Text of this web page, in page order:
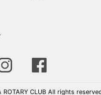
CLUB All rights